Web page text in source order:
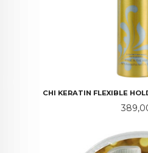
CHI KERATIN FLEXIBLE
Pris